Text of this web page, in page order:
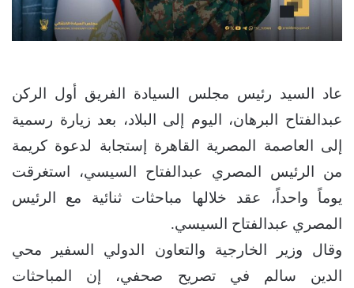
عاد السيد رئيس مجلس السيادة الفريق أول الركن
عبدالفتاح البرهان، اليوم إلى البلاد، بعد زيارة رسمية
إلى العاصمة المصرية القاهرة إستجابة لدعوة كريمة
من الرئيس المصري عبدالفتاح السيسي، استغرقت
يوماً واحداً، عقد خلالها مباحثات ثنائية مع الرئيس
المصري عبدالفتاح السيسي.
وقال وزير الخارجية والتعاون الدولي السفير محي
الدين سالم في تصريح صحفي، إن المباحثات